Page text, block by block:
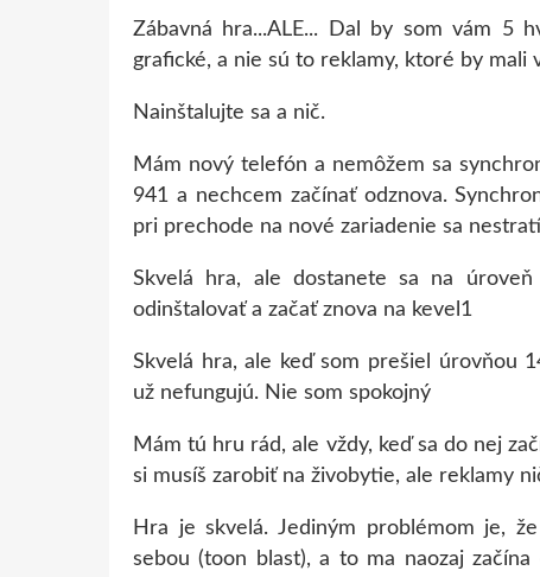
Zábavná hra...ALE... Dal by som vám 5
grafické, a nie sú to reklamy, ktoré by
Nainštalujte sa a nič.
Mám nový telefón a nemôžem sa
941 a nechcem začínať odznova.
pri prechode na nové zariadenie sa
Skvelá hra, ale dostanete sa na
odinštalovať a začať znova na kevel1
Skvelá hra, ale keď som prešiel úrovňou
už nefungujú. Nie som spokojný
Mám tú hru rád, ale vždy, keď sa do nej
si musíš zarobiť na živobytie, ale reklamy
Hra je skvelá. Jediným problémom je,
sebou (toon blast), a to ma naozaj